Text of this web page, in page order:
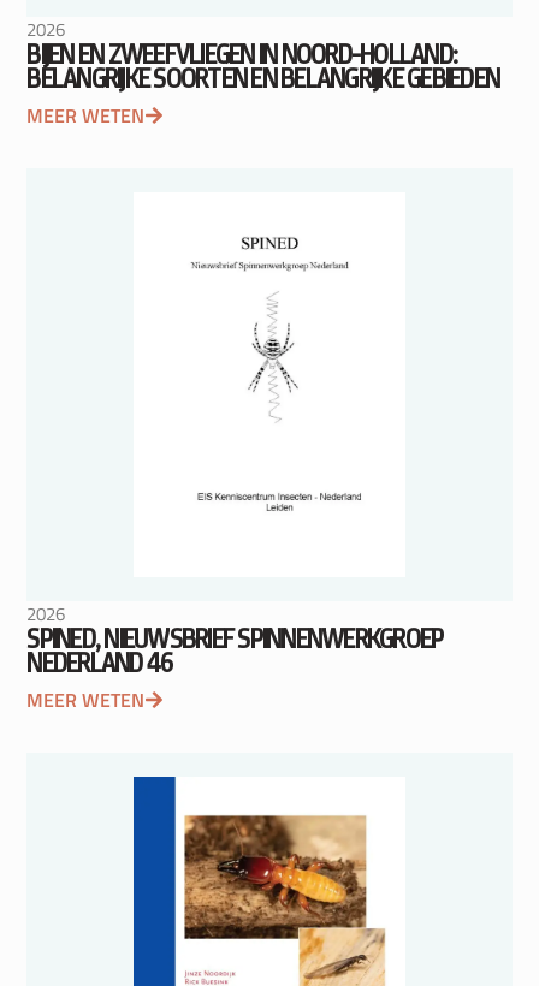
2026
BIJEN EN ZWEEFVLIEGEN IN NOORD-HOLLAND:
BELANGRIJKE SOORTEN EN BELANGRIJKE GEBIEDEN
MEER WETEN
2026
SPINED, NIEUWSBRIEF SPINNENWERKGROEP
NEDERLAND 46
MEER WETEN